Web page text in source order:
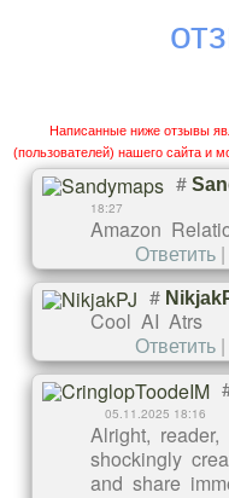
находится в 100 м от
работают 2 детских
до лучших сочинских
квартирыв ЖК
событием для вашей
прекрасной мечте о
моря поможет
беспроцентная
увеличения цены;
единовременной
от банков-партнеров.
Написанные ниже отзывы
(пользователей) нашего сайта и
#
18:27
Amazon
Ответить |
#
Cool AI Atrs
Ответить |
05.11.2025 18:16
Alright,
shockingly
and share